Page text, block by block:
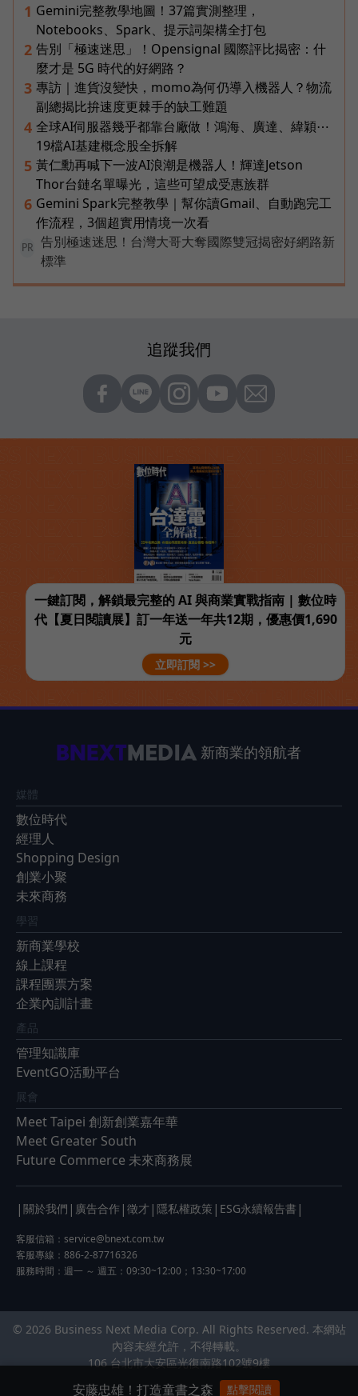
1 Gemini完整教學地圖！37篇實測整理，
Notebooks、Spark、提示詞架構全打包
2 告別「極速迷思」！Opensignal 國際評比揭密：什
麼才是 5G 時代的好網路？
3 專訪｜進貨沒變快，momo為何仍導入機器人？物流
副總揭比拚速度更棘手的缺工難題
4 全球AI伺服器幾乎都靠台廠做！鴻海、廣達、緯穎⋯
19檔AI基建概念股全拆解
5 黃仁勳再喊下一波AI浪潮是機器人！輝達Jetson
Thor台鏈名單曝光，這些可望成受惠族群
6 Gemini Spark完整教學｜幫你讀Gmail、自動跑完工
作流程，3個超實用情境一次看
PR
告別極速迷思！台灣大哥大奪國際雙冠揭密好網路新
標準
追蹤我們
一鍵訂閱，解鎖最完整的 AI 與商業實戰指南 | 數位時
代【夏日閱讀展】訂一年送一年共12期，優惠價1,690
元
立即訂閱 >>
新商業的領航者
媒體
數位時代
經理人
Shopping Design
創業小聚
未來商務
學習
新商業學校
線上課程
課程團票方案
企業內訓計畫
產品
管理知識庫
EventGO活動平台
展會
Meet Taipei 創新創業嘉年華
Meet Greater South
Future Commerce 未來商務展
| 關於我們 | 廣告合作 | 徵才 | 隱私權政策 | ESG永續報告書 |
客服信箱： service@bnext.com.tw
客服專線：886-2-87716326
服務時間：週一 ～ 週五：09:30~12:00；13:30~17:00
© 2026 Business Next Media Corp. All Rights Reserved. 本網站
內容未經允許，不得轉載。
106 台北市大安區光復南路102號9樓
安藤忠雄！打造童書之森 點擊閱讀